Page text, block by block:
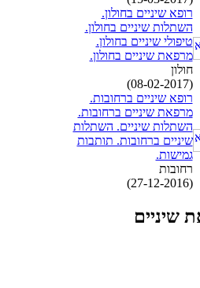
רופא שיניים בחולון.
השתלות שיניים בחולון.
טיפולי שיניים בחולון.
מרפאת שיניים בחולון.
חולון
(08-02-2017)
רופא שיניים ברחובות.
מרפאת שיניים ברחובות.
השתלות שיניים. השתלות
שיניים ברחובות. תותבות
גמישות.
רחובות
(27-12-2016)
שיניים